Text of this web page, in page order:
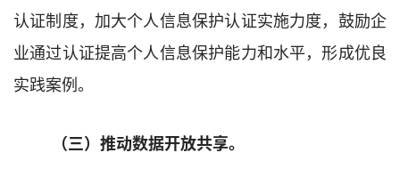
认证制度， 加大个人信息保护认证实施力度，鼓励企
业通过认证提高个人信息保护能力和水平，形成优良
实践案例。
（三）推动数据开放共享。